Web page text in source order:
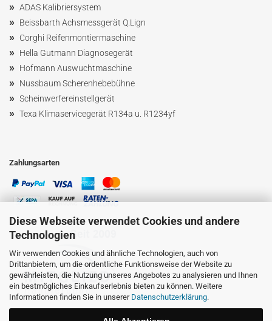
Diese Webseite verwendet Cookies und andere
Technologien
Wir verwenden Cookies und ähnliche Technologien, auch von
Drittanbietern, um die ordentliche Funktionsweise der Website zu
gewährleisten, die Nutzung unseres Angebotes zu analysieren und Ihnen
ein bestmögliches Einkaufserlebnis bieten zu können. Weitere
Informationen finden Sie in unserer Datenschutzerklärung.
» ADAS Kalibriersystem
» Beissbarth Achsmessgerät Q.Lign
» Corghi Reifenmontiermaschine
» Hella Gutmann Diagnosegerät
» Hofmann Auswuchtmaschine
» NussbaumScherenhebebühne
» Scheinwerfereinstellgerät
» Texa Klimaservicegerät R134a u. R1234yf
Zahlungsarten